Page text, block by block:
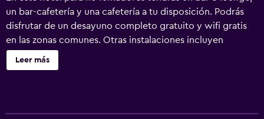
un bar-cafetería y una cafetería a tu disposición. Podrás
disfrutar de un desayuno completo gratuito y wifi gratis
en las zonas comunes. Otras instalaciones incluyen
aparcamiento sin asistencia, servicios de conserjería y
servicio de tintorería. La Vecchia Fonte ofrece 36
Leer más